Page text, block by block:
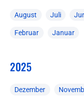
August Juli
Februar Januar
2025
Dezember